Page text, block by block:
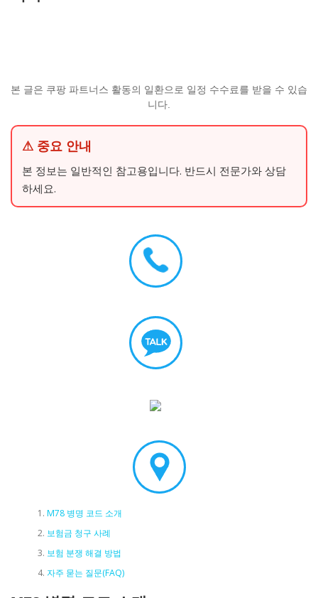
본 글은 쿠팡 파트너스 활동의 일환으로 일정 수수료를 받을 수 있습
니다.
⚠ 중요 안내
본 정보는 일반적인 참고용입니다. 반드시 전문가와 상담
하세요.
M78 병명 코드 소개
보험금 청구 사례
보험 분쟁 해결 방법
자주 묻는 질문(FAQ)